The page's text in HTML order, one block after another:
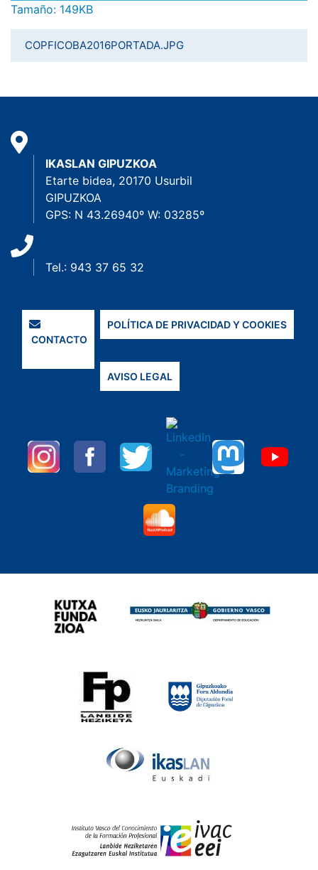
Haga clic aquí para ver la imagen a tamaño completo…
Tamaño: 149KB
COPFICOBA2016PORTADA.JPG
IKASLAN GIPUZKOA
Etarte bidea, 20170 Usurbil
GIPUZKOA
GPS: N 43.26940º W: 03285º
Tel.: 943 37 65 32
CONTACTO
POLÍTICA DE PRIVACIDAD Y COOKIES
AVISO LEGAL